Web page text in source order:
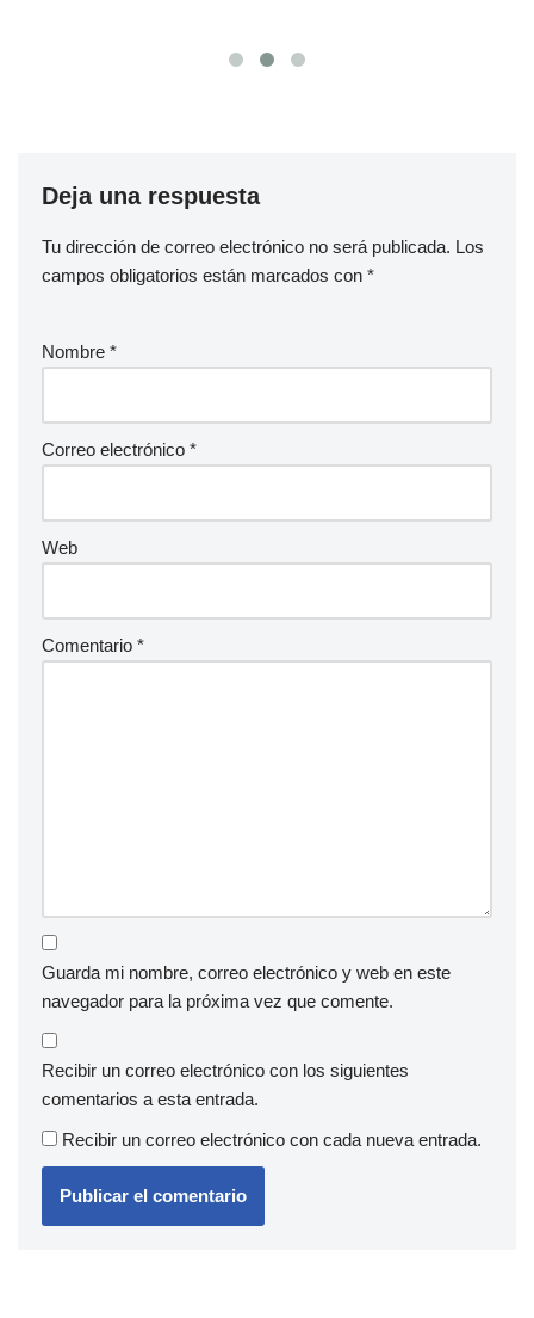
Deja una respuesta
Tu dirección de correo electrónico no será publicada. Los
campos obligatorios están marcados con *
Nombre *
Correo electrónico *
Web
Comentario *
Guarda mi nombre, correo electrónico y web en este
navegador para la próxima vez que comente.
Recibir un correo electrónico con los siguientes
comentarios a esta entrada.
Recibir un correo electrónico con cada nueva entrada.